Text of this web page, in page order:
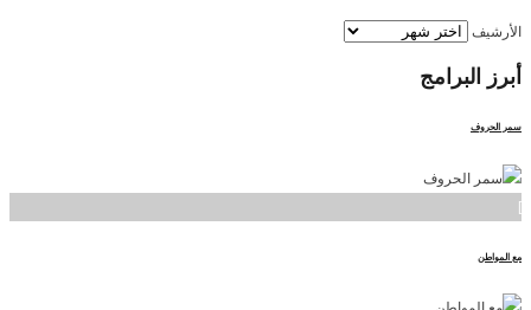
الأرشيف
أبرز البرامج
سمر الحروف
]
مع المواطن